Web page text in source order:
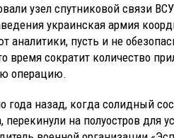
узел спутниковой связи
украинская армия
пусть и не
сократит количество
операцию.
года назад, когда солидный
на полуостров для